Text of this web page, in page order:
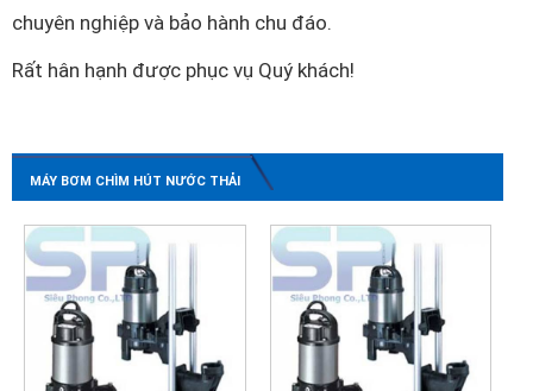
chuyên nghiệp và bảo hành chu đáo.
Rất hân hạnh được phục vụ Quý khách!
MÁY BƠM CHÌM HÚT NƯỚC THẢI